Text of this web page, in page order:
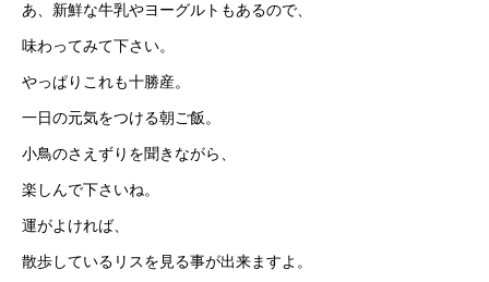
あ、新鮮な牛乳やヨーグルトもあるので、
味わってみて下さい。
やっぱりこれも十勝産。
一日の元気をつける朝ご飯。
小鳥のさえずりを聞きながら、
楽しんで下さいね。
運がよければ、
散歩しているリスを見る事が出来ますよ。